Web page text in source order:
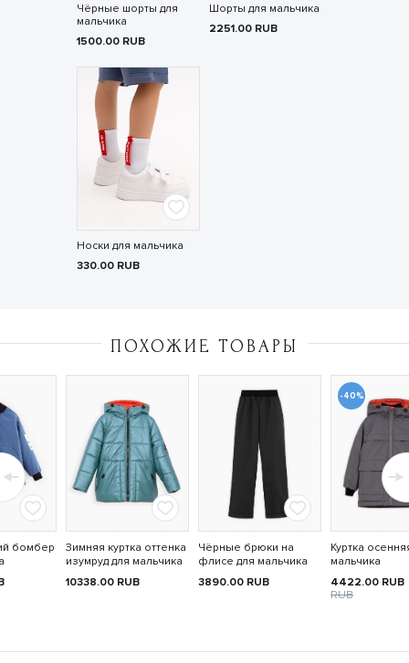
Чёрные шорты для
мальчика
1500.00 RUB
Шорты для мальчика
2251.00 RUB
Носки для мальчика
330.00 RUB
ПОХОЖИЕ ТОВАРЫ
бомбер
Зимняя куртка оттенка
изумруд для мальчика
10338.00 RUB
Чёрные брюки на
флисе для мальчика
3890.00 RUB
-40%
Куртка
мальчика
4422.00 RUB
RUB